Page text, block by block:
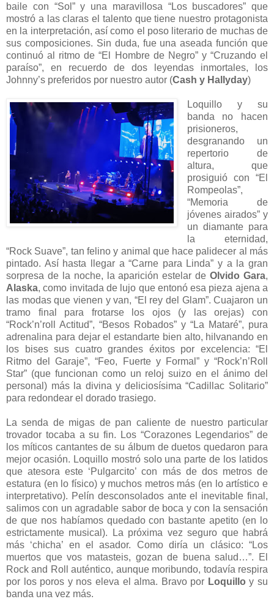
baile con “Sol” y una maravillosa “Los buscadores” que
mostró a las claras el talento que tiene nuestro protagonista
en la interpretación, así como el poso literario de muchas de
sus composiciones. Sin duda, fue una aseada función que
continuó al ritmo de “El Hombre de Negro” y “Cruzando el
paraíso”, en recuerdo de dos leyendas inmortales, los
Johnny’s preferidos por nuestro autor (Cash y Hallyday)
Loquillo y su
banda no hacen
prisioneros,
desgranando un
repertorio de
altura, que
prosiguió con “El
Rompeolas”,
“Memoria de
jóvenes airados” y
un diamante para
la eternidad,
“Rock Suave”, tan felino y animal que hace palidecer al más
pintado. Así hasta llegar a “Carne para Linda” y a la gran
sorpresa de la noche, la aparición estelar de Olvido Gara,
Alaska, como invitada de lujo que entonó esa pieza ajena a
las modas que vienen y van, “El rey del Glam”. Cuajaron un
tramo final para frotarse los ojos (y las orejas) con
“Rock’n’roll Actitud”, “Besos Robados” y “La Mataré”, pura
adrenalina para dejar el estandarte bien alto, hilvanando en
los bises sus cuatro grandes éxitos por excelencia: “El
Ritmo del Garaje”, “Feo, Fuerte y Formal” y “Rock’n’Roll
Star” (que funcionan como un reloj suizo en el ánimo del
personal) más la divina y deliciosísima “Cadillac Solitario”
para redondear el dorado trasiego.
La senda de migas de pan caliente de nuestro particular
trovador tocaba a su fin. Los “Corazones Legendarios” de
los míticos cantantes de su álbum de duetos quedaron para
mejor ocasión. Loquillo mostró solo una parte de los latidos
que atesora este ‘Pulgarcito’ con más de dos metros de
estatura (en lo físico) y muchos metros más (en lo artístico e
interpretativo). Pelín desconsolados ante el inevitable final,
salimos con un agradable sabor de boca y con la sensación
de que nos habíamos quedado con bastante apetito (en lo
estrictamente musical). La próxima vez seguro que habrá
más ‘chicha’ en el asador. Como diría un clásico: “Los
muertos que vos matasteis, gozan de buena salud…”. El
Rock and Roll auténtico, aunque moribundo, todavía respira
por los poros y nos eleva el alma. Bravo por Loquilloy su
banda una vez más.